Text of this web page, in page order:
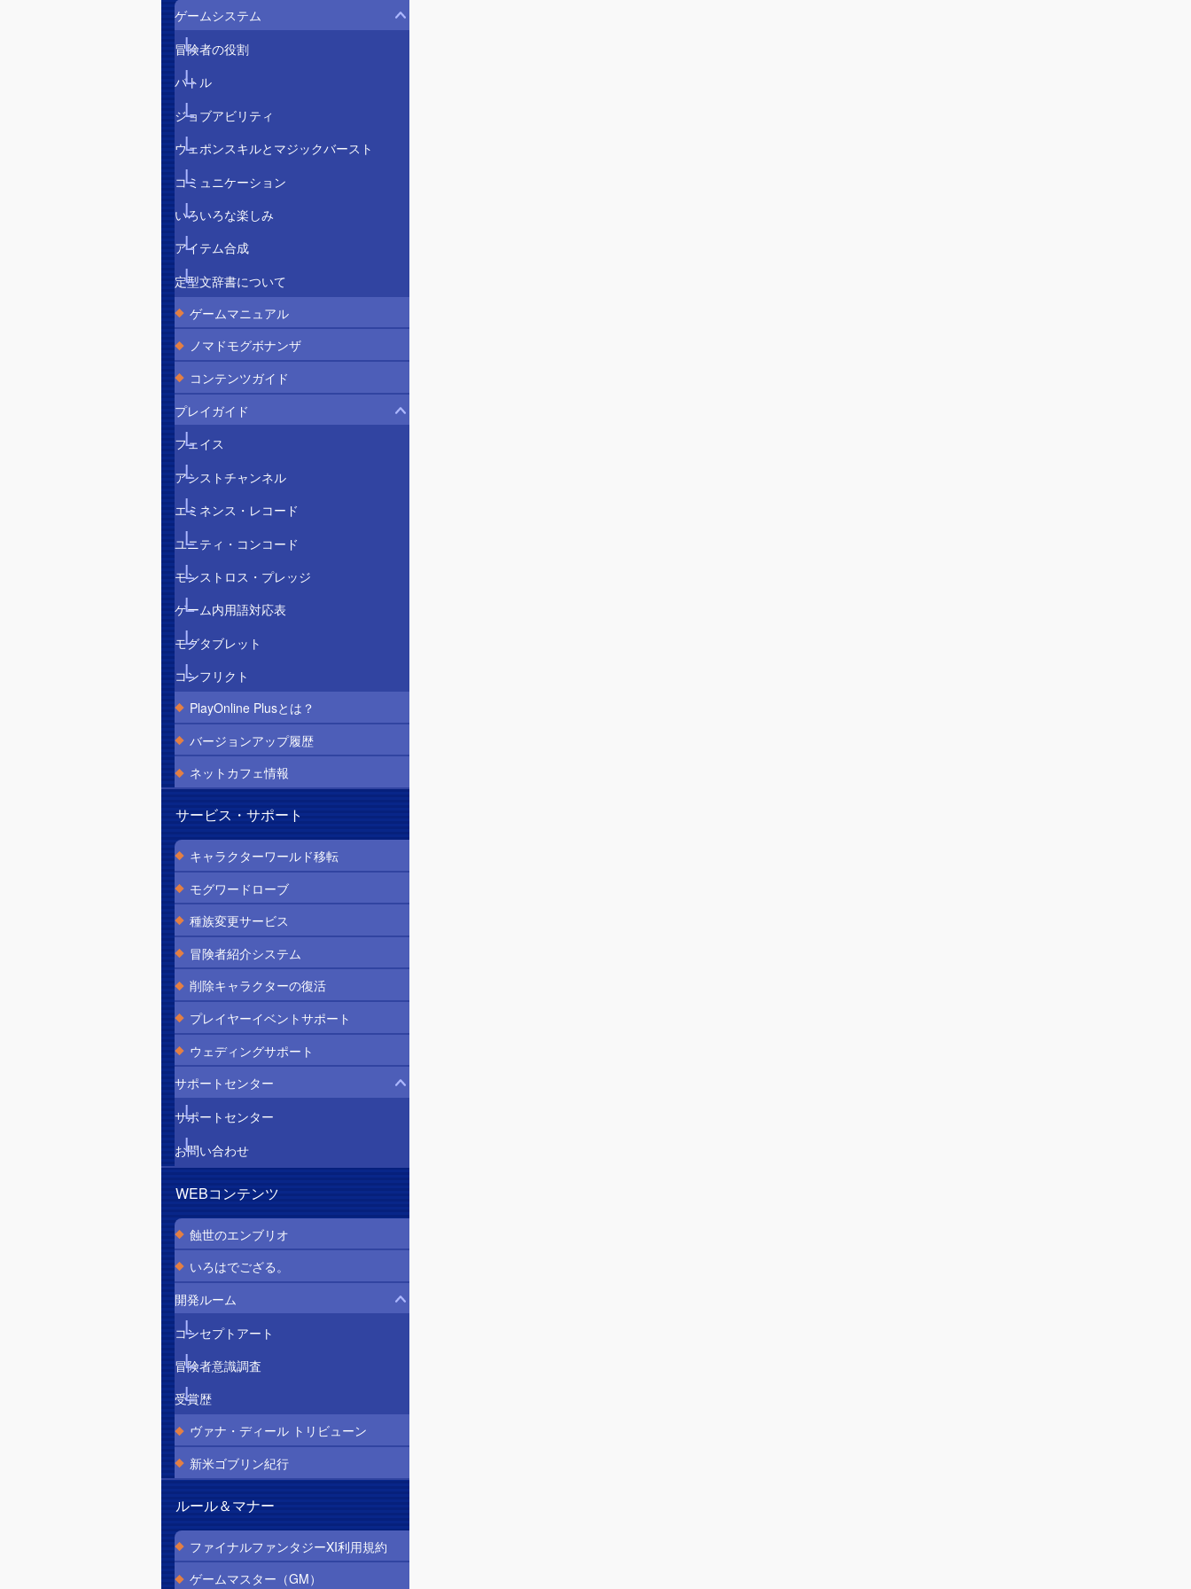
ゲームシステム
冒険者の役割
バトル
ジョブアビリティ
ウェポンスキルとマジックバースト
コミュニケーション
いろいろな楽しみ
アイテム合成
定型文辞書について
ゲームマニュアル
ノマドモグボナンザ
コンテンツガイド
プレイガイド
フェイス
アシストチャンネル
エミネンス・レコード
ユニティ・コンコード
モンストロス・プレッジ
ゲーム内用語対応表
モグタブレット
コンフリクト
PlayOnline Plusとは？
バージョンアップ履歴
ネットカフェ情報
サービス・サポート
キャラクターワールド移転
モグワードローブ
種族変更サービス
冒険者紹介システム
削除キャラクターの復活
プレイヤーイベントサポート
ウェディングサポート
サポートセンター
サポートセンター
お問い合わせ
WEBコンテンツ
蝕世のエンブリオ
いろはでござる。
開発ルーム
コンセプトアート
冒険者意識調査
受賞歴
ヴァナ・ディール トリビューン
新米ゴブリン紀行
ルール＆マナー
ファイナルファンタジーXI利用規約
ゲームマスター（GM）